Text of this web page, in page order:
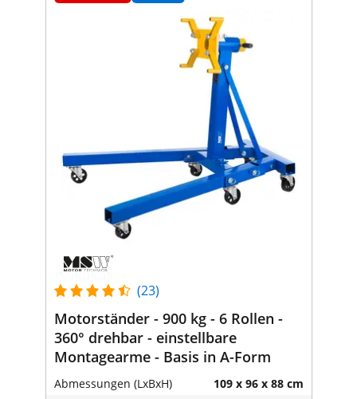
(23)
Motorständer - 900 kg - 6 Rollen -
360° drehbar - einstellbare
Montagearme - Basis in A-Form
Abmessungen (LxBxH) 109 x 96 x 88 cm